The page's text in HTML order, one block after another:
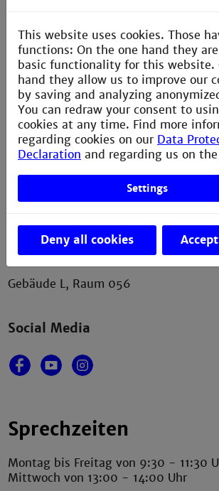
Imprint
Erklärung zur Barrierefreiheit
Datenschutzerklärung
Contact Webmaster
Technische Hochschule Mannheim
Paul-Wittsack-Straße 10
68163 Mannheim
Gebäude L, Raum 056
Social Media
Sprechzeiten
Montag bis Freitag von 9:30 - 11:30
Mittwoch von 13:00 - 14:00 Uhr
This website uses cookies. Those
functions: On the one hand they
basic functionality for this website.
hand they allow us to improve our
by saving and analyzing
You can redraw your consent to
cookies at any time. Find more
regarding cookies on our Data
Declaration and regarding us on the
Settings
Deny all cookies